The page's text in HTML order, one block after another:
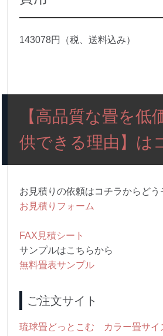
143078円（税、送料込み）
【高品質な畳を低
供できる理由】は
お見積りの依頼はコチラからどう
お見積りフォーム
FAX見積シート
サンプルはこちらから
無料畳表サンプル
ご注文サイト
琉球畳どっとこむ カラー畳サイ